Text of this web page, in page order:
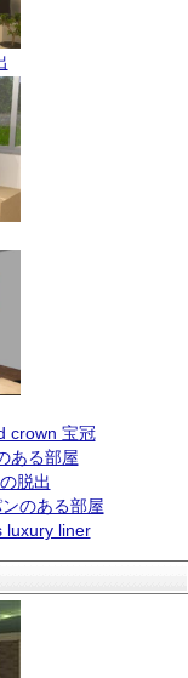
crown 宝冠
る部屋
脱出
のある部屋
luxury liner